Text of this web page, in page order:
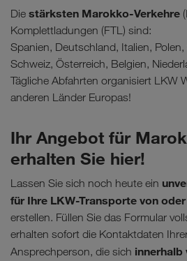
Die stärksten Marokko-Verkehre
Komplettladungen (FTL) sind:
Spanien, Deutschland, Italien,
Schweiz, Österreich, Belgien,
Tägliche Abfahrten organisiert LKW
anderen Länder Europas!
Ihr Angebot für
erhalten Sie hier!
Lassen Sie sich noch heute ein
für Ihre LKW-Transporte von
erstellen. Füllen Sie das Formular
erhalten sofort die Kontaktdaten
Ansprechperson, die sich innerhalb